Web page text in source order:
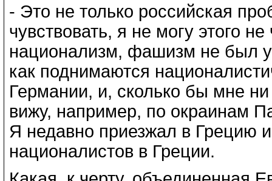
- Это не только российская
чувствовать, я не могу этого
национализм, фашизм не был
как поднимаются
Германии, и, сколько бы мне
вижу, например, по окраинам
Я недавно приезжал в Грецию
националистов в Греции.